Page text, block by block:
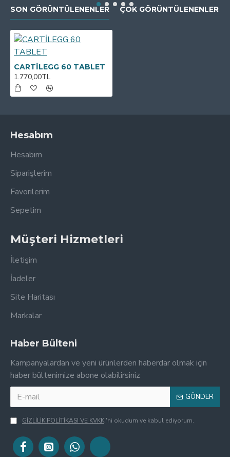
SON GÖRÜNTÜLENENLER ÇOK GÖRÜNTÜLENENLER
CARTİLEGG 60 TABLET
1.770,00TL
Hesabım
Hesabım
Siparişlerim
Favorilerim
Sepetim
Müşteri Hizmetleri
İletişim
İadeler
Site Haritası
Markalar
Haber Bülteni
Kampanyalardan ve yeni ürünlerden haberdar olmak için
haber bültenimize abone olabilirsiniz
GÖNDER
GİZLİLİK POLİTİKASI VE KVKK 'ni okudum ve kabul ediyorum.